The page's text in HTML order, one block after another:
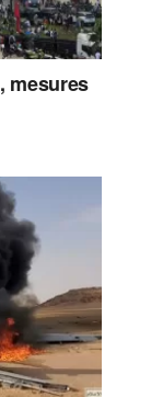
mesures